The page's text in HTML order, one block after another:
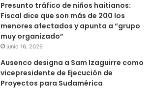
Presunto tráfico de niños haitianos:
Fiscal dice que son más de 200 los
menores afectados y apunta a “grupo
muy organizado”
junio 16, 2026
Ausenco designa a Sam Izaguirre como
vicepresidente de Ejecución de
Proyectos para Sudamérica